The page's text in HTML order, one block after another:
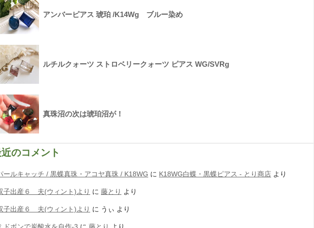
アンバーピアス 琥珀 /K14Wg ブルー染め
ルチルクォーツ ストロベリークォーツ ピアス WG/SVRg
真珠沼の次は琥珀沼が！
のコメント
ールキャッチ / 黒蝶真珠・アコヤ真珠 / K18WG に K18WG白蝶・黒蝶ピアス - とり商店 より
子出産６ 夫(ウィント)より に 藤とり より
子出産６ 夫(ウィント)より に うぃ より
ドボンで炭酸水を自作-3 に 藤とり より